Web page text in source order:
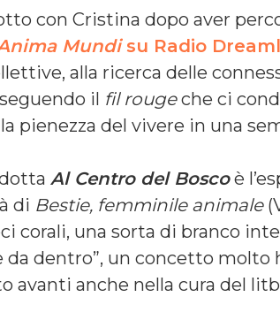
con Cristina dopo aver
Mundisu Radio
alla ricerca delle
il fil rougeche ci
pienezza del vivere in una
Al Centro del Boscoè
di Bestie, femminile animale
corali, una sorta di branco
da dentro”, un concetto
avanti anche nella cura del